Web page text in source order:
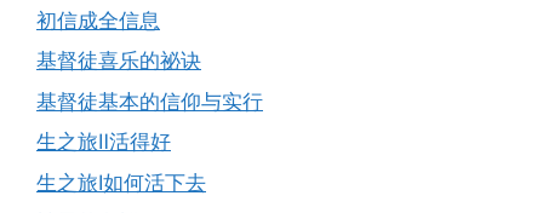
初信成全信息
基督徒喜乐的祕诀
基督徒基本的信仰与实行
生之旅Ⅱ活得好
生之旅Ⅰ如何活下去